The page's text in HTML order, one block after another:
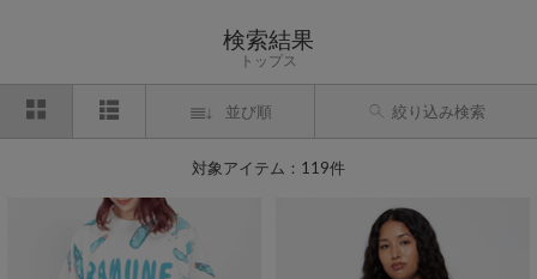
検索結果
トップス
並び順 絞り込み検索
対象アイテム：119件